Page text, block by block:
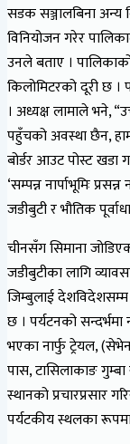
सडक सञ्जालबिना
विनियोजन गरेर
उनले बताए ।
किलोमिटरको दूरी छ ।
। अध्यक्ष लामाले भने,
पहुँचको अवस्था छैन,
बोर्डर आउट पोस्ट खडा
‘सम्पन्न नार्पाभूमिः
जडीबुटी र भौतिक
चीनसँग सिमाना
जडीबुटीका लागि
जिम्बुलाई देशविदेशसम्म
छ । पर्यटनको सन्दर्भमा
भएका नार्फु ट्रेयल,
पास, टासिलाकाङ
स्थानको प्रचारप्रसार
पर्यटकीय स्थलका